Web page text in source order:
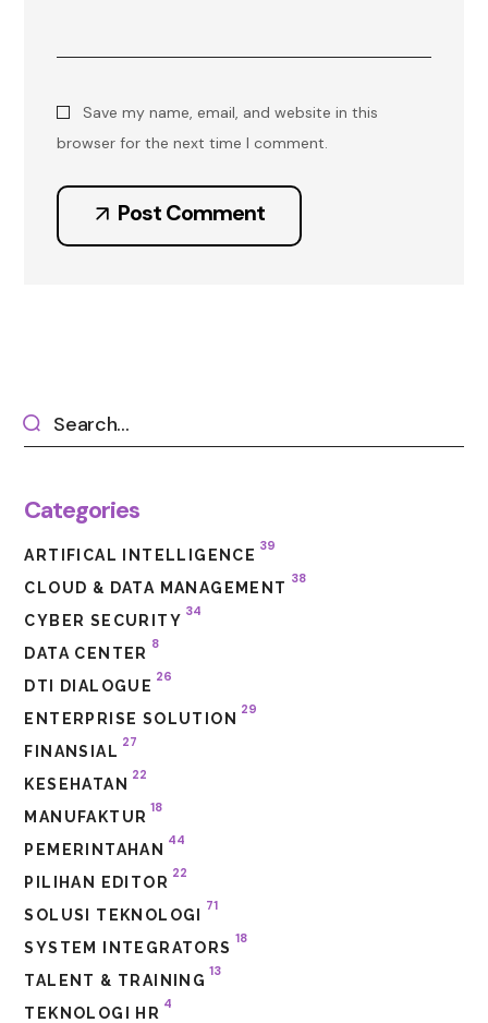
Save my name, email, and website in this
browser for the next time I comment.
Post Comment
Categories
ARTIFICAL INTELLIGENCE
39
CLOUD & DATA MANAGEMENT
38
CYBER SECURITY
34
DATA CENTER
8
DTI DIALOGUE
26
ENTERPRISE SOLUTION
29
FINANSIAL
27
KESEHATAN
22
MANUFAKTUR
18
PEMERINTAHAN
44
PILIHAN EDITOR
22
SOLUSI TEKNOLOGI
71
SYSTEM INTEGRATORS
18
TALENT & TRAINING
13
TEKNOLOGI HR
4